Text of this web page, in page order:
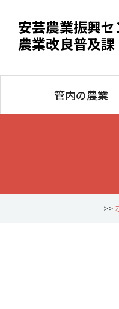
安芸農業振興セ
農業改良普及
管内の農業
>>